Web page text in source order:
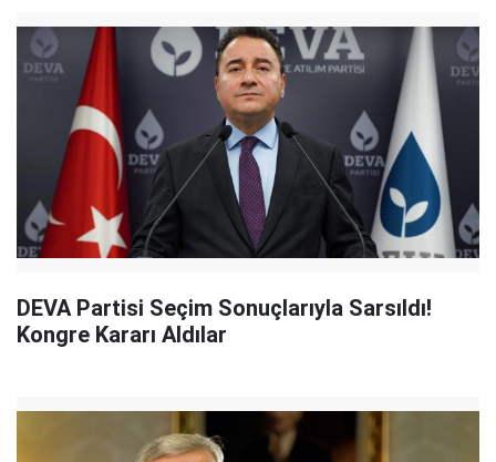
DEVA Partisi Seçim Sonuçlarıyla Sarsıldı!
Kongre Kararı Aldılar